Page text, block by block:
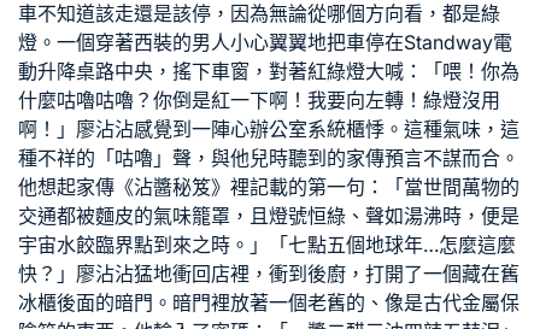
車不知道該走還是該停，因為無論從哪個方向看，都是綠
燈。一個穿著西裝的男人小心翼翼地把車停在Standway電
動升降桌路中央，搖下車窗，對著紅綠燈大喊：「喂！你為
什麼咕嚕咕嚕？你倒是紅一下啊！我要向左轉！綠燈沒用
啊！」廖沾沾感覺到一陣心辦公室系統櫃悸。這種氣味，這
種不祥的「咕嚕」聲，與他兒時聽到的家傳預言不謀而合。
他想起家傳《沾醬秘笈》裡記載的第一句：「當世間萬物的
交通都被麵皮的氣味籠罩，且燈號恒綠、聲如湯沸時，便是
宇宙水餃臨界點到來之時。」「七點五個地球年…怎麼這麼
快？」廖沾沾猛地衝回店裡，衝到後廚，打開了一個藏在舊
冰櫃後面的暗門。暗門裡放著一個老舊的、像是古代金屬保